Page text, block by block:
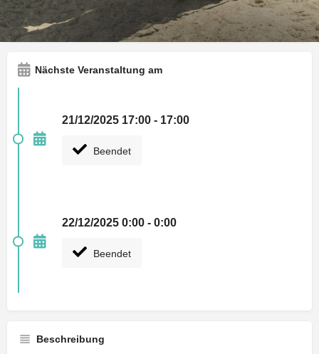
Weihnachten 24/25
Nächste Veranstaltung am
21/12/2025 17:00 - 17:00
Beendet
22/12/2025 0:00 - 0:00
Beendet
Beschreibung